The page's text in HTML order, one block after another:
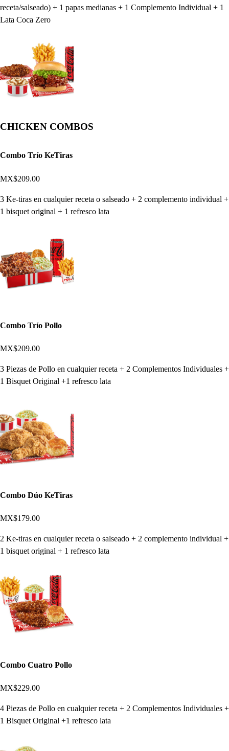
receta/salseado) + 1 papas medianas + 1 Complemento Individual + 1
Lata Coca Zero
CHICKEN COMBOS
Combo Trío KeTiras
MX$209.00
3 Ke-tiras en cualquier receta o salseado + 2 complemento individual +
1 bisquet original + 1 refresco lata
Combo Trío Pollo
MX$209.00
3 Piezas de Pollo en cualquier receta + 2 Complementos Individuales +
1 Bisquet Original +1 refresco lata
Combo Dúo KeTiras
MX$179.00
2 Ke-tiras en cualquier receta o salseado + 2 complemento individual +
1 bisquet original + 1 refresco lata
Combo Cuatro Pollo
MX$229.00
4 Piezas de Pollo en cualquier receta + 2 Complementos Individuales +
1 Bisquet Original +1 refresco lata